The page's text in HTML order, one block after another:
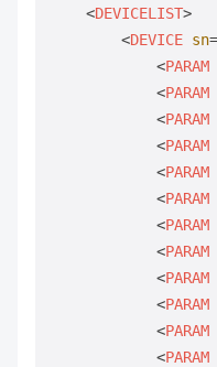
<DEVICELIST>
<DEVICE sn=
<PARAM
<PARAM
<PARAM
<PARAM
<PARAM
<PARAM
<PARAM
<PARAM
<PARAM
<PARAM
<PARAM
<PARAM